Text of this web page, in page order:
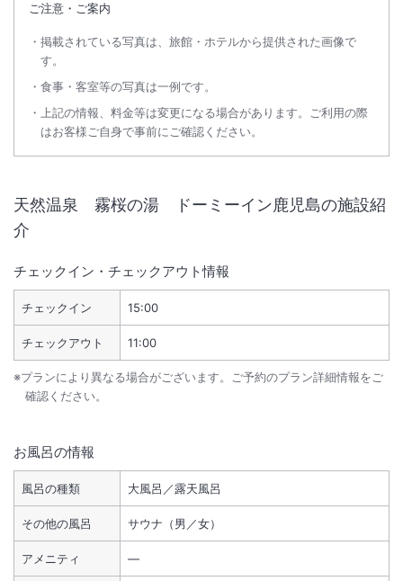
ご注意・ご案内
掲載されている写真は、旅館・ホテルから提供された画像で
す。
食事・客室等の写真は一例です。
上記の情報、料金等は変更になる場合があります。ご利用の際
はお客様ご自身で事前にご確認ください。
天然温泉 霧桜の湯 ドーミーイン鹿児島の施設紹
介
チェックイン・チェックアウト情報
チェックイン 15:00
チェックアウト 11:00
※プランにより異なる場合がございます。ご予約のプラン詳細情報をご
確認ください。
お風呂の情報
風呂の種類 大風呂／露天風呂
その他の風呂 サウナ（男／女）
アメニティ ―